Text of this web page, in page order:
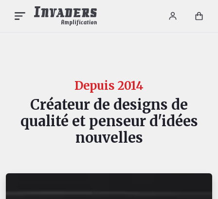
Login /
Depuis 2014
Créateur de designs de
qualité et penseur d'idées
nouvelles